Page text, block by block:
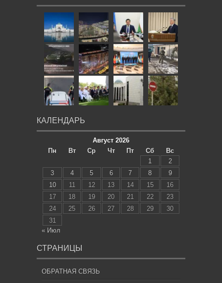
КАЛЕНДАРЬ
Август 2026
Пн
Вт Ср Чт Пт Сб
Вс
1
2
3
4 5 6 7 8
9
10
11 12 13 14 15
16
17
18 19 20 21 22
23
24
25 26 27 28 29
30
31
« Июл
СТРАНИЦЫ
ОБРАТНАЯ СВЯЗЬ